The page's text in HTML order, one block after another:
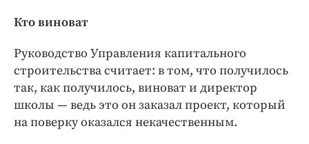
Кто виноват
Руководство Управления капитального
строительства считает: в том, что получилось
так, как получилось, виноват и директор
школы — ​ведь это он заказал проект, который
на поверку оказался некачественным.